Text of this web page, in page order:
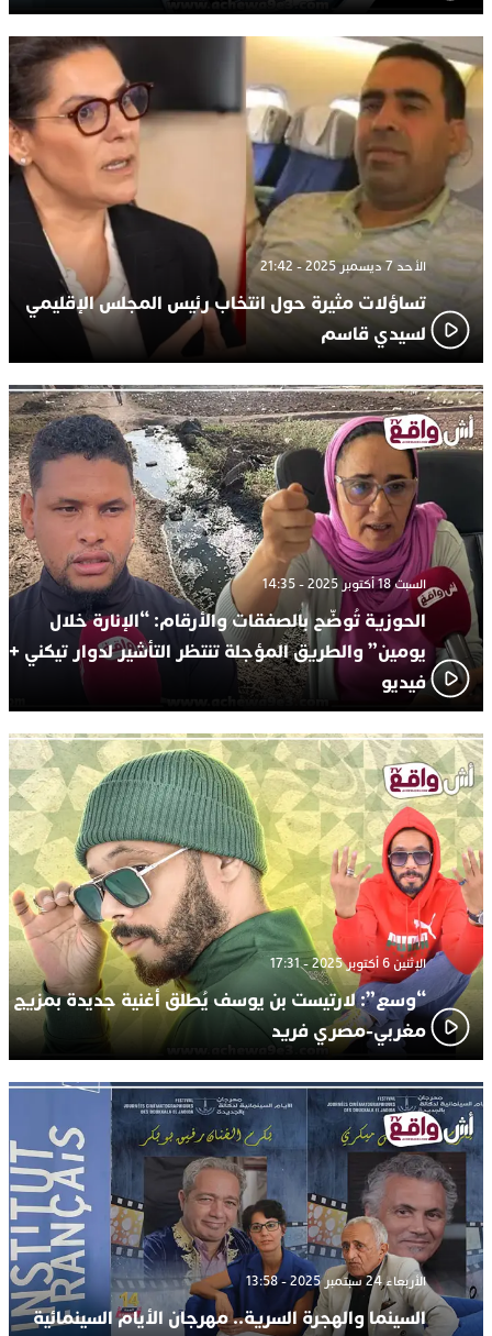
الأحد 7 ديسمبر 2025 - 21:42
تساؤلات مثيرة حول انتخاب رئيس المجلس الإقليمي
لسيدي قاسم
السبت 18 أكتوبر 2025 - 14:35
الحوزية تُوضّح بالصفقات والأرقام: “الإنارة خلال
يومين” والطريق المؤجلة تنتظر التأشير لدوار تيكني +
فيديو
الإثنين 6 أكتوبر 2025 - 17:31
“وسع”: لارتيست بن يوسف يُطلق أغنية جديدة بمزيج
مغربي-مصري فريد
الأربعاء 24 سبتمبر 2025 - 13:58
السينما والهجرة السرية.. مهرجان الأيام السينمائية